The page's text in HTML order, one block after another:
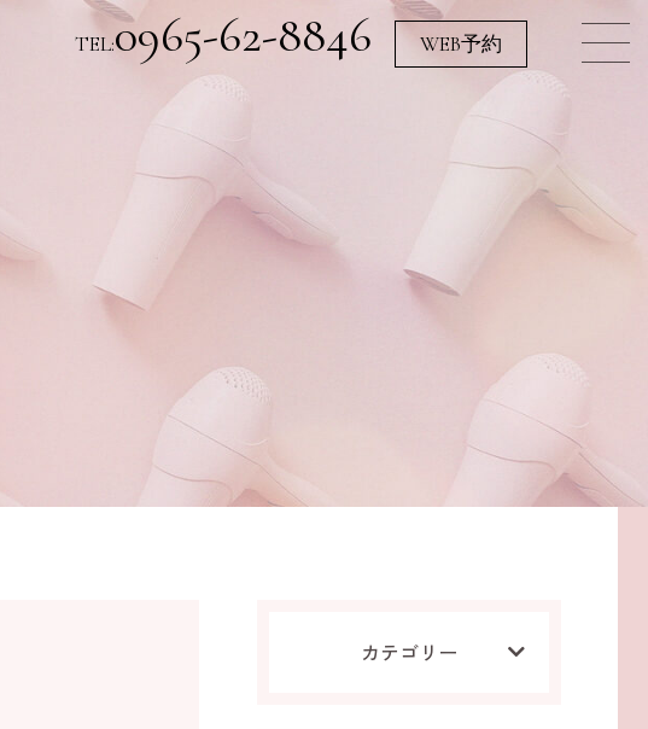
TEL:0965-62-8846 WEB予約
カテゴリー